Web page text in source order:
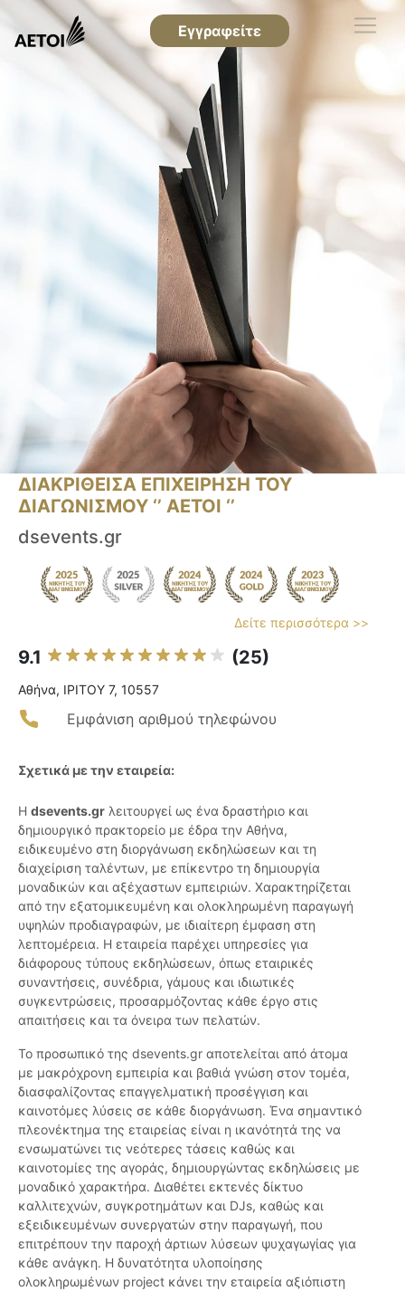
Εγγραφείτε
ΔΙΑΚΡΙΘΕΙΣΑ ΕΠΙΧΕΙΡΗΣΗ ΤΟΥ
ΔΙΑΓΩΝΙΣΜΟΥ ‘’ ΑΕΤΟΙ ‘’
dsevents.gr
Δείτε περισσότερα >>
9.1 (25)
Αθήνα, IPITOY 7, 10557
Εμφάνιση αριθμού τηλεφώνου
Σχετικά με την εταιρεία:
Η dsevents.gr λειτουργεί ως ένα δραστήριο και
δημιουργικό πρακτορείο με έδρα την Αθήνα,
ειδικευμένο στη διοργάνωση εκδηλώσεων και τη
διαχείριση ταλέντων, με επίκεντρο τη δημιουργία
μοναδικών και αξέχαστων εμπειριών. Χαρακτηρίζεται
από την εξατομικευμένη και ολοκληρωμένη παραγωγή
υψηλών προδιαγραφών, με ιδιαίτερη έμφαση στη
λεπτομέρεια. Η εταιρεία παρέχει υπηρεσίες για
διάφορους τύπους εκδηλώσεων, όπως εταιρικές
συναντήσεις, συνέδρια, γάμους και ιδιωτικές
συγκεντρώσεις, προσαρμόζοντας κάθε έργο στις
απαιτήσεις και τα όνειρα των πελατών.
Το προσωπικό της dsevents.gr αποτελείται από άτομα
με μακρόχρονη εμπειρία και βαθιά γνώση στον τομέα,
διασφαλίζοντας επαγγελματική προσέγγιση και
καινοτόμες λύσεις σε κάθε διοργάνωση. Ένα σημαντικό
πλεονέκτημα της εταιρείας είναι η ικανότητά της να
ενσωματώνει τις νεότερες τάσεις καθώς και
καινοτομίες της αγοράς, δημιουργώντας εκδηλώσεις με
μοναδικό χαρακτήρα. Διαθέτει εκτενές δίκτυο
καλλιτεχνών, συγκροτημάτων και DJs, καθώς και
εξειδικευμένων συνεργατών στην παραγωγή, που
επιτρέπουν την παροχή άρτιων λύσεων ψυχαγωγίας για
κάθε ανάγκη. Η δυνατότητα υλοποίησης
ολοκληρωμένων project κάνει την εταιρεία αξιόπιστη